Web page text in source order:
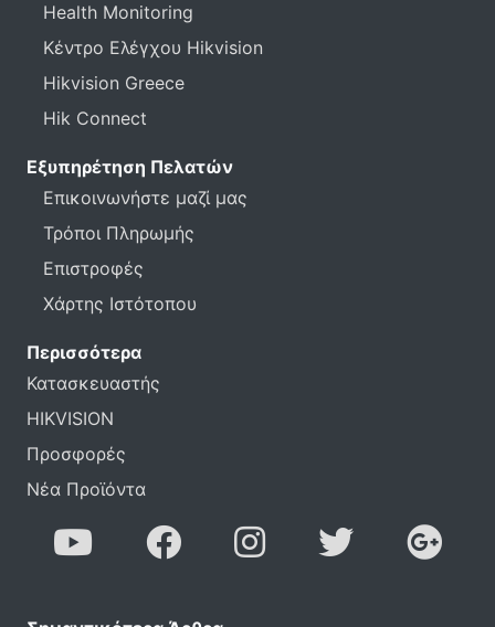
Health Monitoring
Κέντρο Ελέγχου Hikvision
Hikvision Greece
Hik Connect
Εξυπηρέτηση Πελατών
Επικοινωνήστε μαζί μας
Τρόποι Πληρωμής
Επιστροφές
Χάρτης Ιστότοπου
Περισσότερα
Κατασκευαστής
HIKVISION
Προσφορές
Νέα Προϊόντα